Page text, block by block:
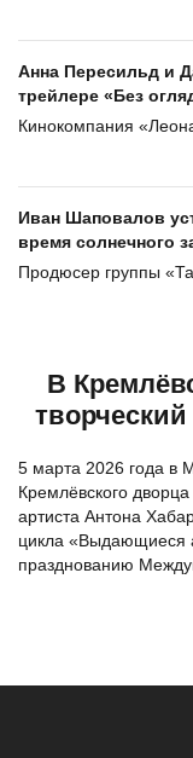
Анна Пересильд и
трейлере «Без
Кинокомпания
Иван Шаповалов
время солнечного
Продюсер группы
В
5 марта 2026 года в
Кремлёвского
артиста Антона
цикла «Выдающиеся
празднованию